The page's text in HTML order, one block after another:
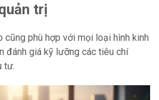
trị
cũng phù hợp với mọi loại hình kinh
đánh giá kỹ lưỡng các tiêu chí
tư.